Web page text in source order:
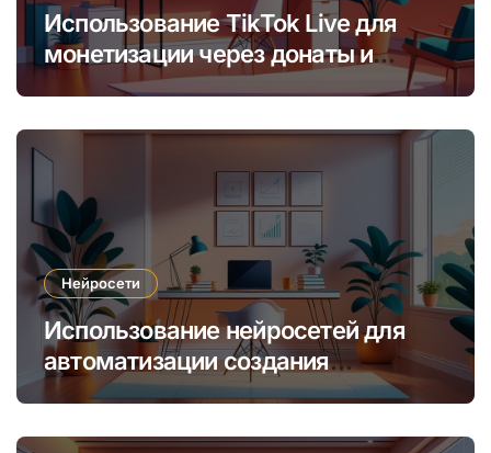
Использование TikTok Live для
монетизации через донаты и
платные подписки
Нейросети
Использование нейросетей для
автоматизации создания
уникальных интернет-курсов и